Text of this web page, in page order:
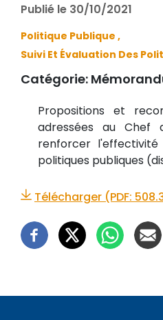
Publié le 30/10/2021
Politique Publique ,
Suivi Et Évaluation Des
Catégorie:
Propositions et
adressées au Chef
renforcer
politiques publiques
Télécharger (PDF: